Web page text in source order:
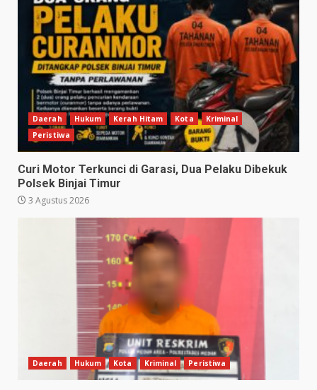
Daerah Hukum Kerah Hitam Kota
Kriminal
Peristiwa
Curi Motor Terkunci di Garasi, Dua Pelaku Dibekuk
Polsek Binjai Timur
3 Agustus 2026
Daerah Hukum Kota Kriminal Peristiwa